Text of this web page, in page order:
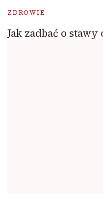
ZDROWIE
Jak zadbać o stawy